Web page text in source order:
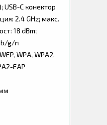
USB-C конектор
2.4 GHz; макс.
18 dBm;
b/g/n
WPA, WPA2,
EAP